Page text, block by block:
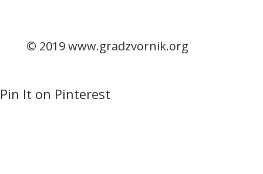
© 2019 www.gradzvornik.org
Pin It on Pinterest